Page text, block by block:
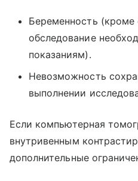
Беременность (кроме
обследование
показаниям).
Невозможность
выполнении
Если компьютерная
внутривенным
дополнительные